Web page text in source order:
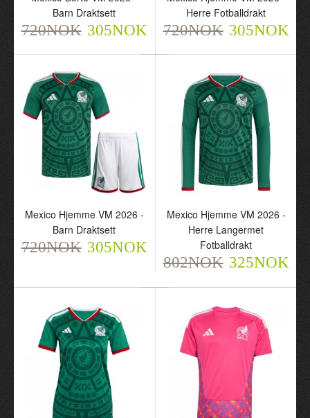
Mexico Raul 9 Hjemme
VM 2026 - Herre
Fotballdrakt
720NOK 305NOK
Mexico Borte VM 2026 -
Herre Fotballdrakt
720NOK 305NOK
Mexico Borte VM 2026 -
Barn Draktsett
720NOK 305NOK
Mexico Hjemme VM 2026
- Herre Fotballdrakt
720NOK 305NOK
Barn Draktsett
720NOK 305NOK
Herre Fotballdrakt
720NOK 305NOK
Mexico Hjemme VM 2026 -
Barn Draktsett
720NOK 305NOK
Mexico Hjemme VM 2026 -
Herre Langermet
Fotballdrakt
802NOK 325NOK